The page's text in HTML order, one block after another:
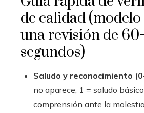
de calidad
una revisión de
segundos)
Saludo y reconocimiento
no aparece; 1 = saludo
comprensión ante la